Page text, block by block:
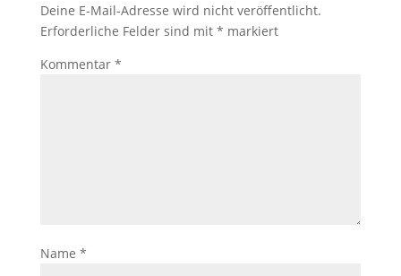
Deine E-Mail-Adresse wird nicht veröffentlicht.
Erforderliche Felder sind mit * markiert
Kommentar *
Name *